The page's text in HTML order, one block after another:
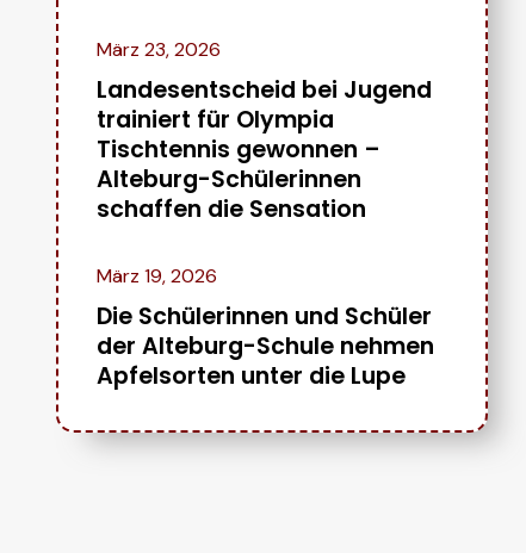
März 23, 2026
Landesentscheid bei Jugend
trainiert für Olympia
Tischtennis gewonnen –
Alteburg-Schülerinnen
schaffen die Sensation
März 19, 2026
Die Schülerinnen und Schüler
der Alteburg-Schule nehmen
Apfelsorten unter die Lupe